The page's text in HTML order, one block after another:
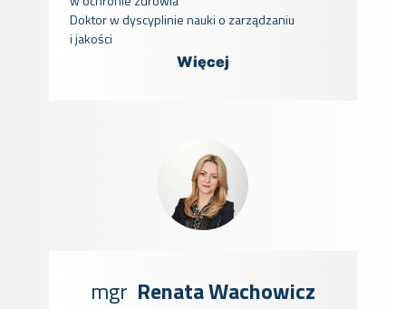
Doktor w dyscyplinie nauki o zarządzaniu
i jakości
Więcej
mgr Renata Wachowicz